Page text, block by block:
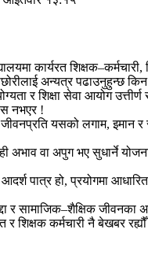
कार्यरत
अन्यत्र पढाउनुहुन्छ
र शिक्षा सेवा आयोग
नभएर !
यसको लगाम, इमान र
अभाव वा अपुग भए सुधार्ने
पात्र हो, प्रयोगमा
र सामाजिक–शैक्षिक जीवनका
र शिक्षक कर्मचारी नै बेखबर